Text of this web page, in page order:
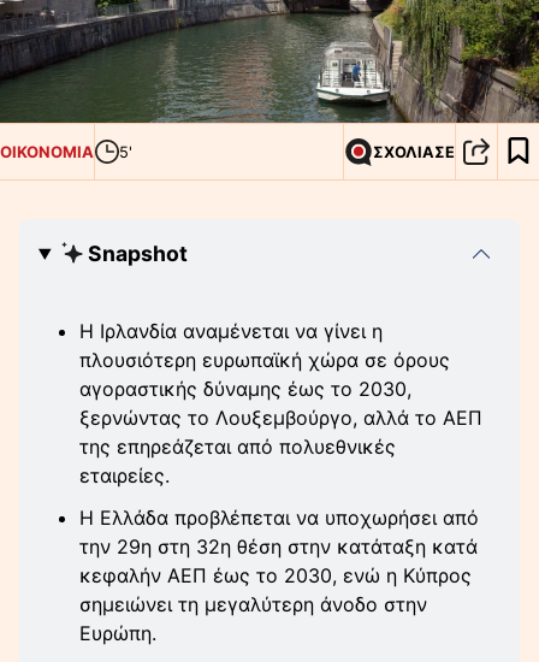
ΟΙΚΟΝΟΜΙΑ 5' ΣΧΟΛΙΑΣΕ
Snapshot
Η Ιρλανδία αναμένεται να γίνει η
πλουσιότερη ευρωπαϊκή χώρα σε όρους
αγοραστικής δύναμης έως το 2030,
ξερνώντας το Λουξεμβούργο, αλλά το ΑΕΠ
της επηρεάζεται από πολυεθνικές
εταιρείες.
Η Ελλάδα προβλέπεται να υποχωρήσει από
την 29η στη 32η θέση στην κατάταξη κατά
κεφαλήν ΑΕΠ έως το 2030, ενώ η Κύπρος
σημειώνει τη μεγαλύτερη άνοδο στην
Ευρώπη.